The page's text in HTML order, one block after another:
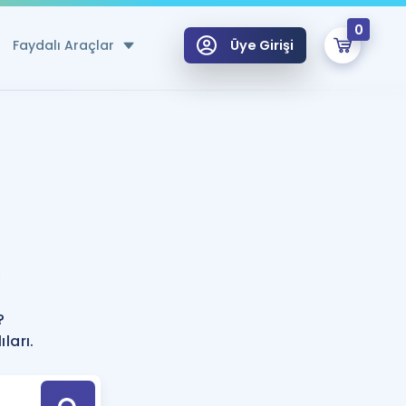
Faydalı Araçlar
Hesaplama Aracı
için Öneriler
Tek Takvimde
Üye Girişi
0
Hoca ile seni sınava hazırlayacak onlarca eğitim seni bekliyor!